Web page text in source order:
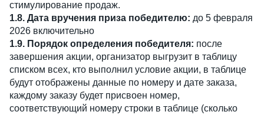
стимулирование продаж.
1.8. Дата вручения приза победителю: до 5 февраля
2026 включительно
1.9. Порядок определения победителя: после
завершения акции, организатор выгрузит в таблицу
списком всех, кто выполнил условие акции, в таблице
будут отображены данные по номеру и дате заказа,
каждому заказу будет присвоен номер,
соответствующий номеру строки в таблице (сколько